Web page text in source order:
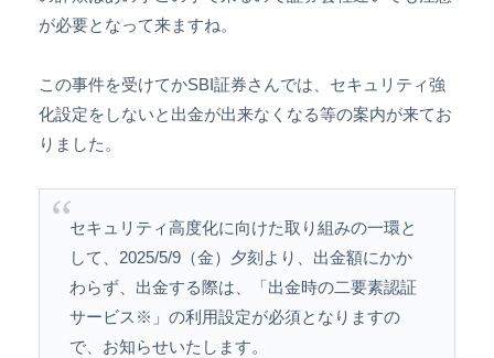
が必要となって来ますね。
この事件を受けてかSBI証券さんでは、セキュリティ強
化設定をしないと出金が出来なくなる等の案内が来てお
りました。
セキュリティ高度化に向けた取り組みの一環と
して、2025/5/9（金）夕刻より、出金額にかか
わらず、出金する際は、「出金時の二要素認証
サービス※」の利用設定が必須となりますの
で、お知らせいたします。